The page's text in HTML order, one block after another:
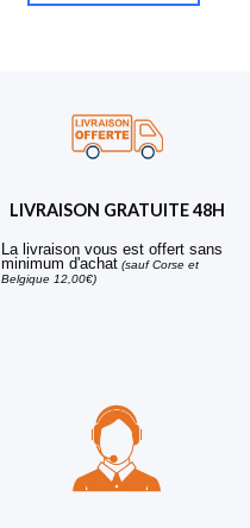
LIVRAISON GRATUITE 48H
La livraison vous est offert sans
minimum d'achat (sauf Corse et
Belgique 12,00€)